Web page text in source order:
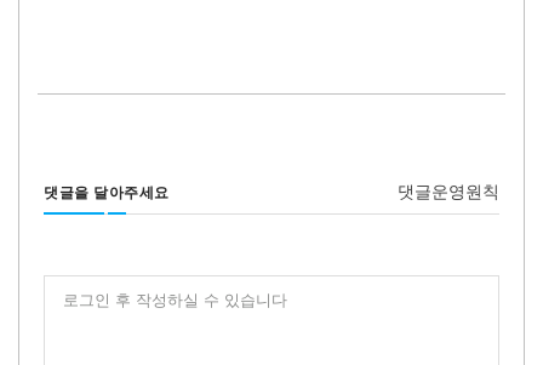
댓글을 달아주세요 댓글운영원칙
로그인 후 작성하실 수 있습니다